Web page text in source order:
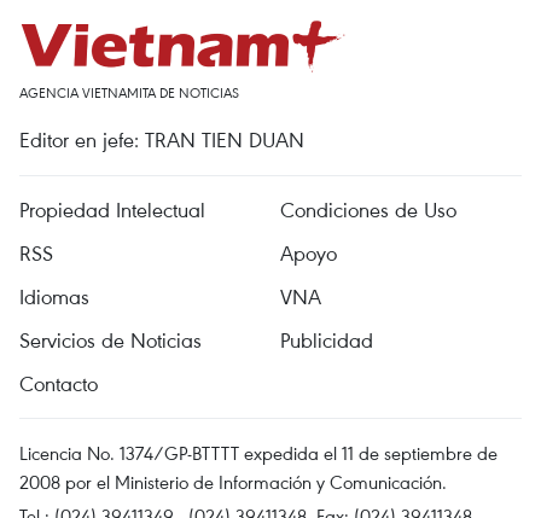
AGENCIA VIETNAMITA DE NOTICIAS
Editor en jefe: TRAN TIEN DUAN
Propiedad Intelectual
Condiciones de Uso
RSS
Apoyo
Idiomas
VNA
Servicios de Noticias
Publicidad
Contacto
Licencia No. 1374/GP-BTTTT expedida el 11 de septiembre de
2008 por el Ministerio de Información y Comunicación.